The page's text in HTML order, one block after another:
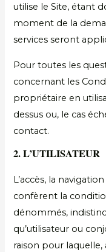
utilise le Site, étant
moment de la
services seront
Pour toutes les
concernant les
propriétaire en
dessus ou, le cas
contact.
2. L’UTILISATEUR
L’accès, la
confèrent la
dénommés,
qu’utilisateur ou
raison pour